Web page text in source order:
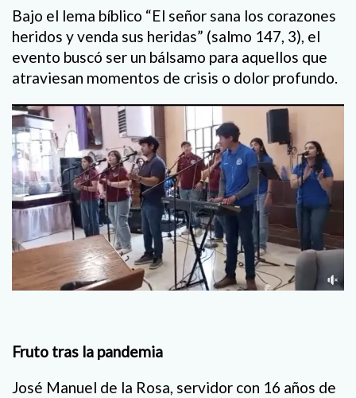
Bajo el lema bíblico “El señor sana los corazones
heridos y venda sus heridas” (salmo 147, 3), el
evento buscó ser un bálsamo para aquellos que
atraviesan momentos de crisis o dolor profundo.
Fruto tras la pandemia
José Manuel de la Rosa, servidor con 16 años de